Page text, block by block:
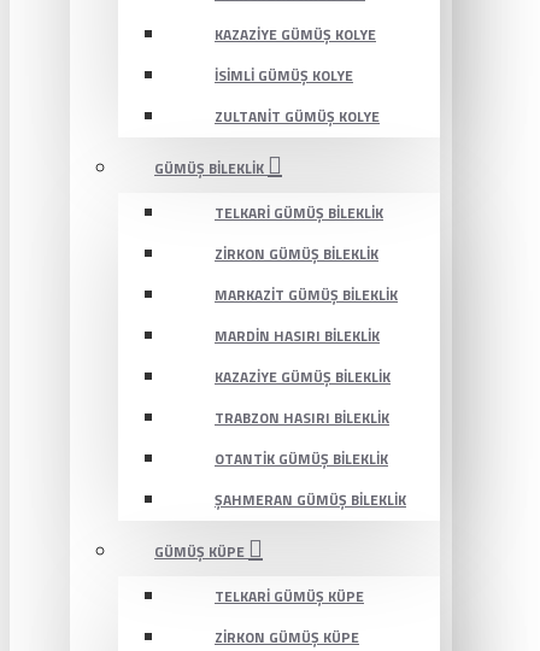
KAZAZIYE GÜMÜŞ KOLYE
İSIMLI GÜMÜŞ KOLYE
ZULTANIT GÜMÜŞ KOLYE
GÜMÜŞ BILEKLIK
TELKARI GÜMÜŞ BILEKLIK
ZIRKON GÜMÜŞ BILEKLIK
MARKAZIT GÜMÜŞ BILEKLIK
MARDIN HASIRI BILEKLIK
KAZAZIYE GÜMÜŞ BILEKLIK
TRABZON HASIRI BILEKLIK
OTANTIK GÜMÜŞ BILEKLIK
ŞAHMERAN GÜMÜŞ BILEKLIK
GÜMÜŞ KÜPE
TELKARI GÜMÜŞ KÜPE
ZIRKON GÜMÜŞ KÜPE